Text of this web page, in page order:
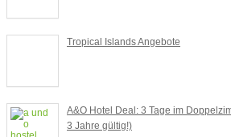
Tropical Islands Angebote
A&O Hotel Deal: 3 Tage im
3 Jahre gültig!)